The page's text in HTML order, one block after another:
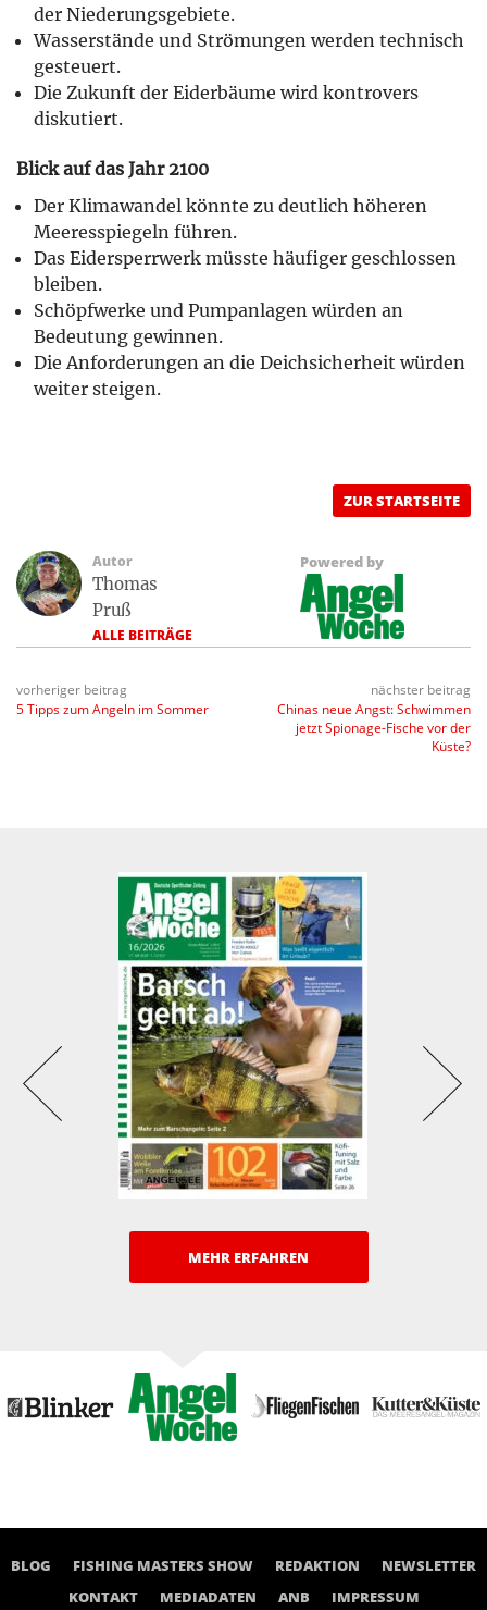
der Niederungsgebiete.
Wasserstände und Strömungen werden technisch
gesteuert.
Die Zukunft der Eiderbäume wird kontrovers
diskutiert.
Blick auf das Jahr 2100
Der Klimawandel könnte zu deutlich höheren
Meeresspiegeln führen.
Das Eidersperrwerk müsste häufiger geschlossen
bleiben.
Schöpfwerke und Pumpanlagen würden an
Bedeutung gewinnen.
Die Anforderungen an die Deichsicherheit würden
weiter steigen.
ZUR STARTSEITE
Autor
Thomas
Pruß
ALLE BEITRÄGE
Powered by
vorheriger beitrag
5 Tipps zum Angeln im Sommer
nächster beitrag
Chinas neue Angst: Schwimmen
jetzt Spionage-Fische vor der
Küste?
MEHR ERFAHREN
BLOG FISHING MASTERS SHOW REDAKTION
NEWSLETTER
KONTAKT
MEDIADATEN ANB IMPRESSUM